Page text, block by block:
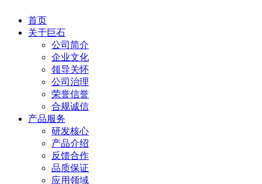
首页
关于巨石
公司简介
企业文化
领导关怀
公司治理
荣誉信誉
合规诚信
产品服务
研发核心
产品介绍
反馈合作
品质保证
应用领域